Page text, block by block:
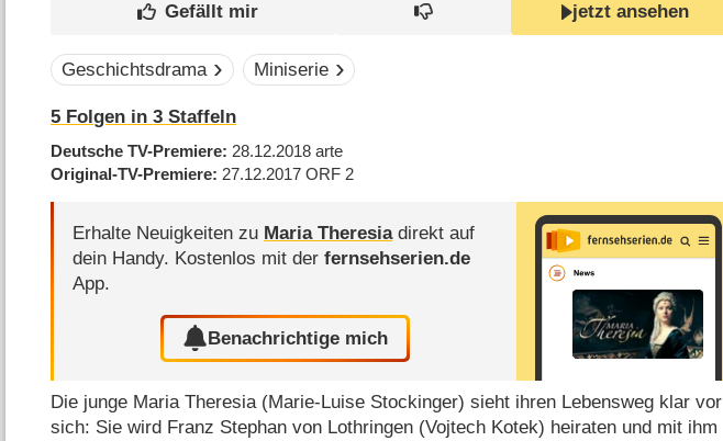
jetzt ansehen
Geschichtsdrama Miniserie
5 Folgen in3 Staffeln
Deutsche TV-Premiere 28.12.2018arte
Original-TV-Premiere 27.12.2017ORF 2
Erhalte Neuigkeiten zu Maria Theresiadirekt auf
dein Handy. Kostenlos mit derfernsehserien.de
App.
Benachrichtige mich
Die junge Maria Theresia (Marie-Luise Stockinger) sieht ihren Lebensweg klar vor
sich: Sie wird Franz Stephan von Lothringen (Vojtech Kotek) heiraten und mit ihm